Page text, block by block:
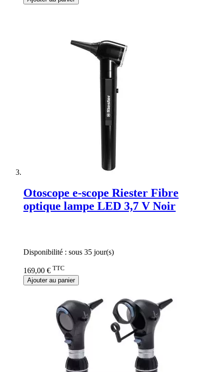
Otoscope e-scope Riester Fibre
optique lampe LED 3,7 V Noir
Disponibilité : sous 35 jour(s)
169,00 € TTC
Ajouter au panier